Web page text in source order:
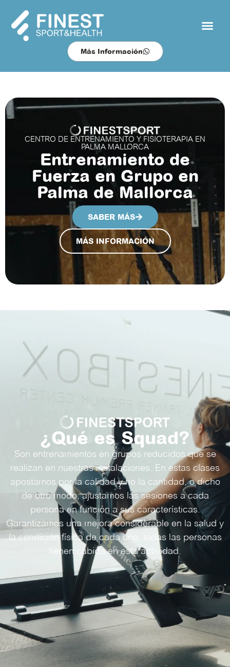
Más Información
CENTRO DE ENTRENAMIENTO Y FISIOTERAPIA EN
PALMA MALLORCA
Entrenamiento de
Fuerza en Grupo en
Palma de Mallorca
SABER MÁS
MÁS INFORMACIÓN
¿Qué es Squad?
Son entrenamientos en grupos reducidos que se
realizan en nuestras instalaciones. En estas clases
apostamos por la calidad y no la cantidad, o dicho
de otro modo, ajustamos las sesiones a cada
persona en función a sus características.
Garantizamos una mejora considerable en la salud y
la condición física de cada uno, todas las personas
tienen cabida en esta actividad.